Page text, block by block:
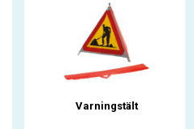
Varningstält